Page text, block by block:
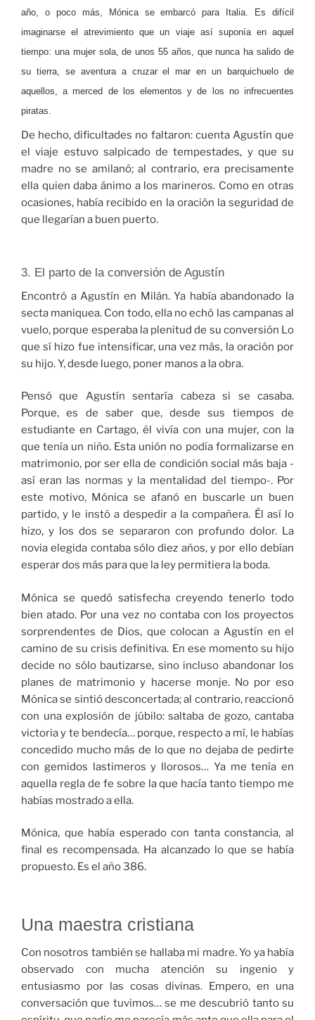
año, o poco más, Mónica se embarcó para Italia. Es difícil
imaginarse el atrevimiento que un viaje así suponía en aquel
tiempo: una mujer sola, de unos 55 años, que nunca ha salido de
su tierra, se aventura a cruzar el mar en un barquichuelo de
aquellos, a merced de los elementos y de los no infrecuentes
piratas.
De hecho, dificultades no faltaron: cuenta Agustín que
el viaje estuvo salpicado de tempestades, y que su
madre no se amilanó; al contrario, era precisamente
ella quien daba ánimo a los marineros. Como en otras
ocasiones, había recibido en la oración la seguridad de
que llegarían a buen puerto.
3. El parto de la conversión de Agustín
Encontró a Agustín en Milán. Ya había abandonado la
secta maniquea. Con todo, ella no echó las campanas al
vuelo, porque esperaba la plenitud de su conversión Lo
que sí hizo fue intensificar, una vez más, la oración por
su hijo. Y, desde luego, poner manos a la obra.
Pensó que Agustín sentaría cabeza si se casaba.
Porque, es de saber que, desde sus tiempos de
estudiante en Cartago, él vivía con una mujer, con la
que tenía un niño. Esta unión no podía formalizarse en
matrimonio, por ser ella de condición social más baja -
así eran las normas y la mentalidad del tiempo-. Por
este motivo, Mónica se afanó en buscarle un buen
partido, y le instó a despedir a la compañera. Él así lo
hizo, y los dos se separaron con profundo dolor. La
novia elegida contaba sólo diez años, y por ello debían
esperar dos más para que la ley permitiera la boda.
Mónica se quedó satisfecha creyendo tenerlo todo
bien atado. Por una vez no contaba con los proyectos
sorprendentes de Dios, que colocan a Agustín en el
camino de su crisis definitiva. En ese momento su hijo
decide no sólo bautizarse, sino incluso abandonar los
planes de matrimonio y hacerse monje. No por eso
Mónica se sintió desconcertada; al contrario, reaccionó
con una explosión de júbilo: saltaba de gozo, cantaba
victoria y te bendecía… porque, respecto a mí, le habías
concedido mucho más de lo que no dejaba de pedirte
con gemidos lastimeros y llorosos… Ya me tenía en
aquella regla de fe sobre la que hacía tanto tiempo me
habías mostrado a ella.
Mónica, que había esperado con tanta constancia, al
final es recompensada. Ha alcanzado lo que se había
propuesto. Es el año 386.
Una maestra cristiana
Con nosotros también se hallaba mi madre. Yo ya había
observado con mucha atención su ingenio y
entusiasmo por las cosas divinas. Empero, en una
conversación que tuvimos… se me descubrió tanto su